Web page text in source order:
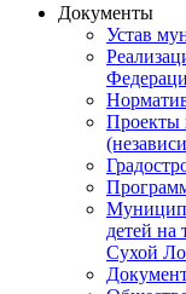
Документы
Устав
Проекты
детей на
Сухой